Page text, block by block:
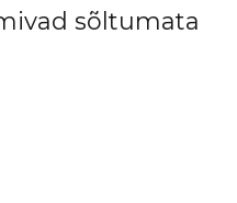
sõltumata